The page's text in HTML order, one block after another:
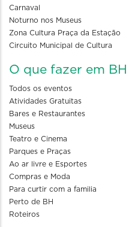
Carnaval
Noturno nos Museus
Zona Cultura Praça da Estação
Circuito Municipal de Cultura
O que fazer em BH
Todos os eventos
Atividades Gratuitas
Bares e Restaurantes
Museus
Teatro e Cinema
Parques e Praças
Ao ar livre e Esportes
Compras e Moda
Para curtir com a familia
Perto de BH
Roteiros